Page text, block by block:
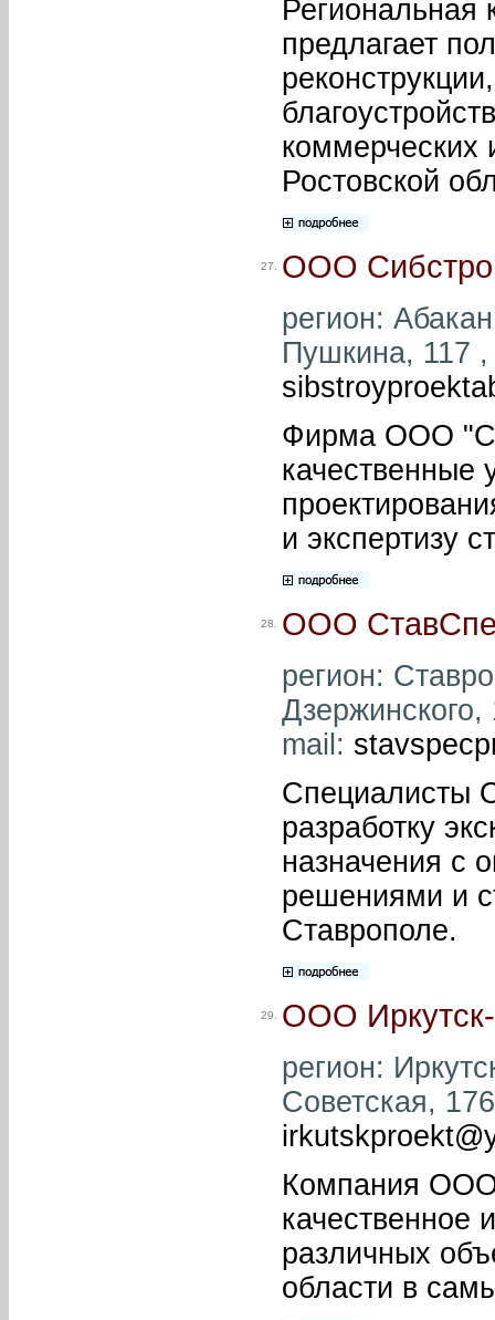
предлагает
коммерческих
Ростовской
27. ООО
регион:
Пушкина, 117
Фирма ООО
качественные
и экспертизу
28. ООО
регион:
mail:
Специалисты
разработку
назначения с
решениями и
Ставрополе.
29. ООО
регион:
Советская,
Компания ООО
качественное
различных
области в